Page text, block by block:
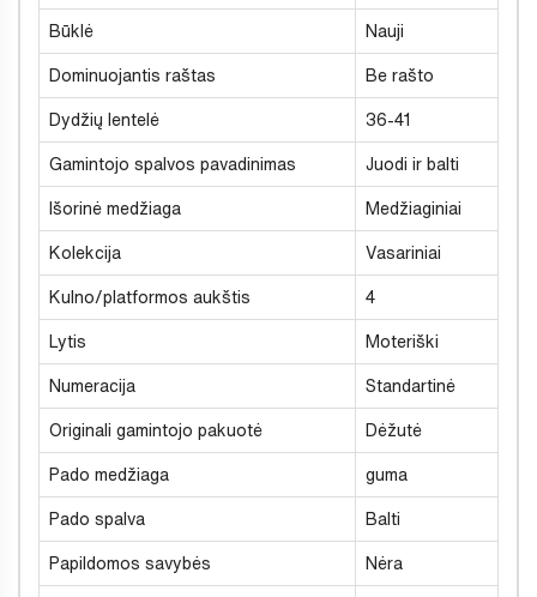
Būklė Nauji
Dominuojantis raštas Be rašto
Dydžių lentelė 36-41
Gamintojo spalvos pavadinimas Juodi ir balti
Išorinė medžiaga Medžiaginiai
Kolekcija Vasariniai
Kulno/platformos aukštis 4
Lytis Moteriški
Numeracija Standartinė
Originali gamintojo pakuotė Dėžutė
Pado medžiaga guma
Pado spalva Balti
Papildomos savybės Nėra